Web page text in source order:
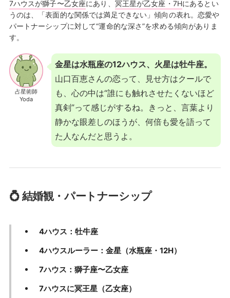
7ハウスが獅子〜乙女座にあり、 冥王星が乙女座・7Hにあるとい
うのは、「表面的な関係では満足できない」傾向の表れ。恋愛や
パートナーシップに対して“運命的な深さ”を求める傾向がありま
す。
占星術師
Yoda
金星は水瓶座の12ハウス、火星は牡牛座。
山口百恵さんの恋って、見せ方はクールで
も、心の中は“誰にも触れさせたくないほど
真剣”って感じがするね。きっと、言葉より
静かな眼差しのほうが、何倍も愛を語って
た人なんだと思うよ。
💍 結婚観・パートナーシップ
4ハウス：牡牛座
4ハウスルーラー：金星（水瓶座・12H）
7ハウス：獅子座〜乙女座
7ハウスに冥王星（乙女座）